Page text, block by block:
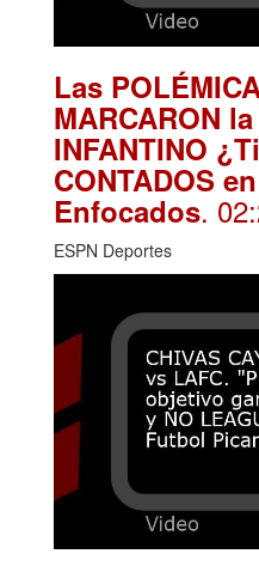
Las
MARCARON
INFANTINO
CONTADOS
Enfocados.
ESPN Deportes